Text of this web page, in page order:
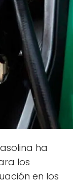
ha
los
en los